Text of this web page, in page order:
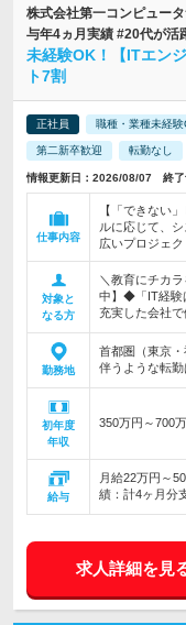
株式会社第一コンピュー
与年4ヵ月実績 #20代が活
未経験OK！【ITエン
ト7割
正社員 職種・業種未経験
第二新卒歓迎 転勤なし
情報更新日：2026/08/07 終
仕事内容
【「できない
ルに応じて、
広いプロジェ
対象と
なる方
＼教育にチカ
中】◆「IT経験
充実した会社
勤務地
首都圏（東京
伴うような転
初年度
年収
350万円～700
給与
月給22万円～
績：計4ヶ月分
求人詳細を見